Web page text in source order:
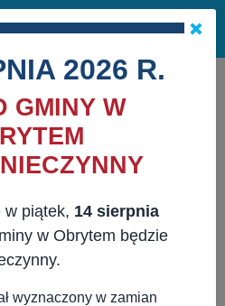
10 04
NAPISZ DO NAS
×
2026 R.
GMINY W
w piątek, 14 sierpnia
w Obrytem będzie
wyznaczony w zamian